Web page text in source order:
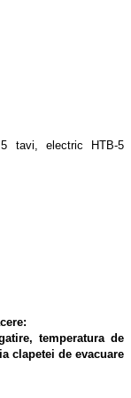
5 tavi, electric HTB-5
temperatura de
clapetei de evacuare